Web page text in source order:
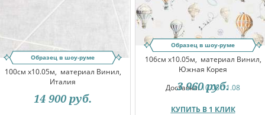
Образец в шоу-руме
100см x10.05м, материал Винил,
Италия
14 900 руб.
Образец в шоу-руме
106см x10.05м, материал Винил,
Южная Корея
Доставка:10.08-11.08
КУПИТЬ В 1 КЛИК
3 960 руб.